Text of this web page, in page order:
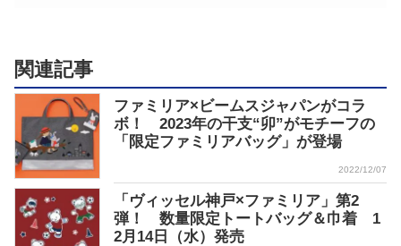
関連記事
ファミリア×ビームスジャパンがコラ
ボ！ 2023年の干支“卯”がモチーフの
「限定ファミリアバッグ」が登場
2022/12/07
「ヴィッセル神戸×ファミリア」第2
弾！ 数量限定トートバッグ＆巾着 1
2月14日（水）発売